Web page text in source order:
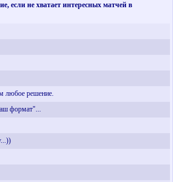
если не хватает интересных матчей в
любое решение.
формат"...